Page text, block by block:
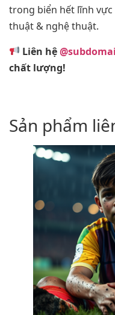
trong biển hết lĩnh
thuật & nghệ thuật.
Liên hệ
chất lượng!
Sản phẩm